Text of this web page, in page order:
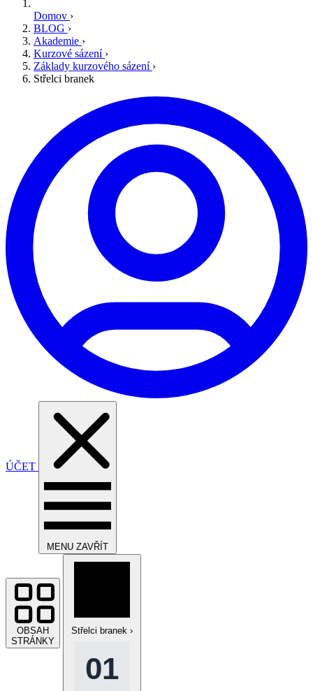
Domov ›
BLOG ›
Akademie ›
Kurzové sázení ›
Základy kurzového sázení ›
Střelci branek
ÚČET
MENU ZAVŘÍT
OBSAH
STRÁNKY
Střelci branek ›